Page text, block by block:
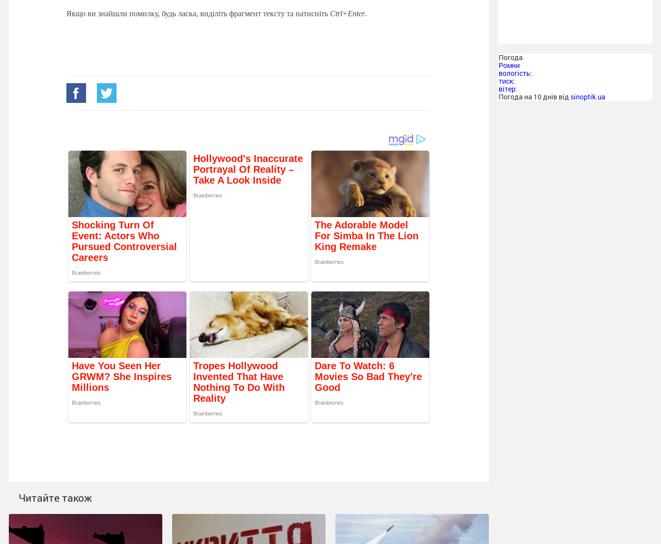
Якщо ви знайшли помилку, будь ласка, виділіть фрагмент тексту та натисніть Ctrl+Enter.
Читайте також
Погода
Ромни
вологість:
тиск:
вітер:
Погода на 10 днів від sinoptik.ua